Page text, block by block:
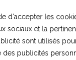
d'accepter les
sociaux et la
sont utilisés
des publicités